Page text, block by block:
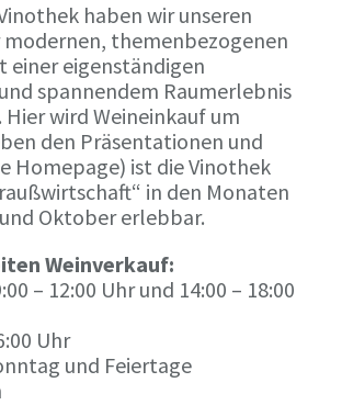
haben wir unseren
modernen, themenbezogenen
einer eigenständigen
spannendem Raumerlebnis
wird Weineinkauf um
den Präsentationen und
Homepage) ist die Vinothek
in den Monaten
Oktober erlebbar.
Weinverkauf:
– 12:00 Uhr und 14:00 – 18:00
Uhr
und Feiertage